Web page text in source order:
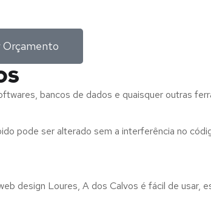
Orçamento
bancos de dados e quaisquer outras
pode ser alterado sem a interferência no
design Loures, A dos Calvos é fácil de usar,